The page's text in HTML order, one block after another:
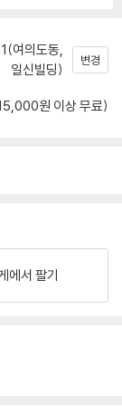
여의도동,
일신빌딩)
변경
원 이상 무료)
에서 팔기